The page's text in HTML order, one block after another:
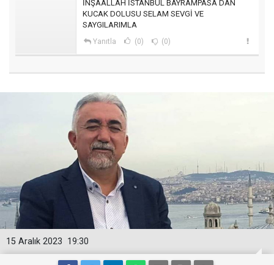
İNŞAALLAH İSTANBUL BAYRAMPASA DAN
KUCAK DOLUSU SELAM SEVGİ VE
SAYGILARIMLA
Yanıtla (0) (0)
19:30
15 Aralık 2023